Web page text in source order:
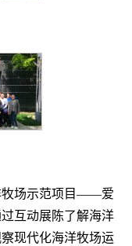
场示范项目——爱
互动展陈了解海洋
现代化海洋牧场运